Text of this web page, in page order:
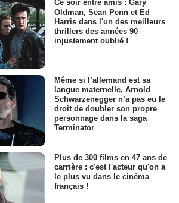
Ce soir entre amis : Gary
Oldman, Sean Penn et Ed
Harris dans l'un des meilleurs
thrillers des années 90
injustement oublié !
Même si l’allemand est sa
langue maternelle, Arnold
Schwarzenegger n’a pas eu le
droit de doubler son propre
personnage dans la saga
Terminator
Plus de 300 films en 47 ans de
carrière : c'est l'acteur qu'on a
le plus vu dans le cinéma
français !